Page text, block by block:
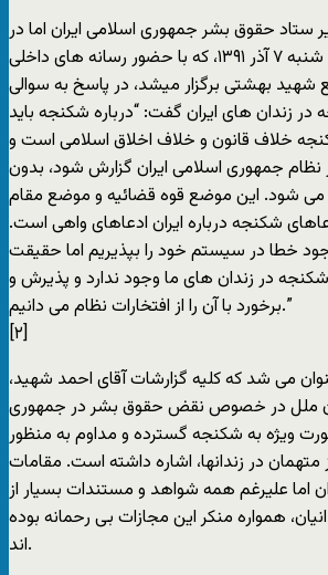
ستاد حقوق بشر جمهورى اسلامى ايران اما در
نشست خبرى روز سه شنبه ۷ آذر ١٣۹١، که با حضور رسانه هاى داخلى
بهشتى برگزار ميشد، در پاسخ به سوالى
در زندان هاى ايران گفت: “درباره شکنجه بايد
خلاف قانون و خلاف اخلاق اسلامى است و
جمهورى اسلامى ايران گزارش شود، بدون
مى شود. اين موضع قوه قضائيه و موضع مقام
شکنجه درباره ايران ادعاهاى واهى است.
خطا در سيستم خود را بپذيريم اما حقيقت
در زندان هاى ما وجود ندارد و پذيرش و
برخورد با آن را از افتخارات نظام مى دانيم.”
[٢]
مى شد که کليه گزارشات آقاى احمد شهيد،
ملل در خصوص نقض حقوق بشر در جمهورى
ويژه به شکنجه گسترده و مداوم به منظور
در زندانها، اشاره داشته است. مقامات
اما عليرغم همه شواهد و مستندات بسيار از
همواره منکر اين مجازات بى رحمانه بوده
اند.